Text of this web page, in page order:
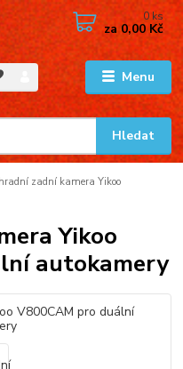
Menu
Hledat
0 ks
za0,00 Kč
zadní kamera Yikoo
Yikoo
autokamery